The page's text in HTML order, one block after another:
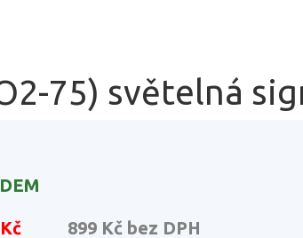
75) světelná
899 Kč bez DPH